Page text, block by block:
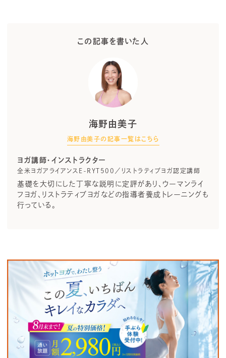
この記事を書いた人
海野由美子
海野由美子の記事一覧はこちら
ヨガ講師・インストラクター
全米ヨガアライアンスE-RYT500／リストラティブヨガ認定講師
基礎を大切にした丁寧な説明に定評があり、ウーマンライ
フヨガ、リストラティブヨガなどの指導者養成トレーニングも
行っている。